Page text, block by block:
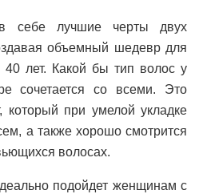
в себе лучшие черты двух
объемный шедевр для
лет. Какой бы тип волос у
сочетается со всеми. Это
который при умелой укладке
а также хорошо смотрится
волосах.
подойдет женщинам с